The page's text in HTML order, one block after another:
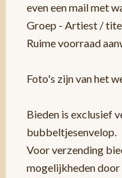
even een mail met
Groep - Artiest /
Ruime voorraad
Foto's zijn van het
Bieden is exclusief
bubbeltjesenvelop.
Voor verzending
mogelijkheden